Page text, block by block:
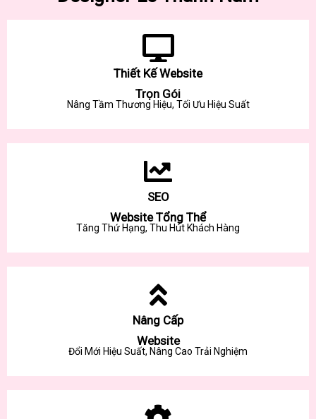
Thiết Kế Website
Trọn Gói
Nâng Tầm Thương Hiệu, Tối Ưu Hiệu Suất
SEO
Website Tổng Thể
Tăng Thứ Hạng, Thu Hút Khách Hàng
Nâng Cấp
Website
Đổi Mới Hiệu Suất, Nâng Cao Trải Nghiệm